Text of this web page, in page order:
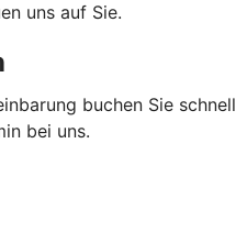
uns auf Sie.
buchen Sie schnell
bei uns.